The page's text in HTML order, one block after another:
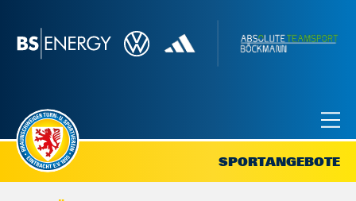
SPORTANGEBOTE